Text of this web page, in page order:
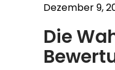
Dezember 9,
Die